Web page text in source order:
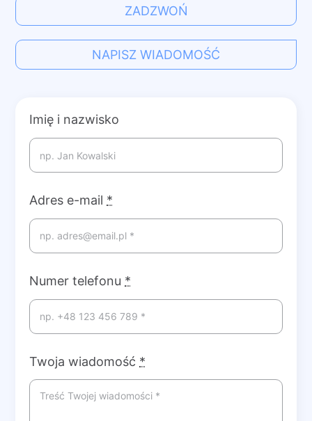
ZADZWOŃ
NAPISZ WIADOMOŚĆ
Imię i nazwisko
Adres e-mail *
Numer telefonu *
Twoja wiadomość *